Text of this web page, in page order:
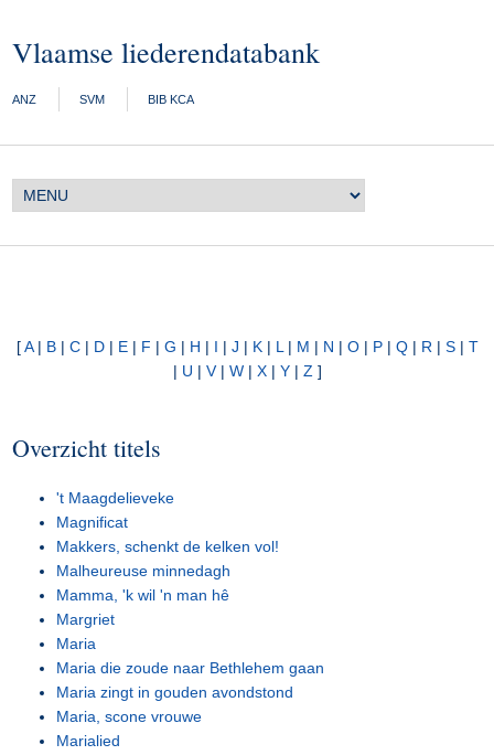
Vlaamse liederendatabank
ANZ SVM BIB KCA
[A| B| C| D| E| F | G | H | I | J | K| L | M | N | O| P| Q| R | S| T
| U | V| W| X| Y| Z ]
Overzicht titels
't Maagdelieveke
Magnificat
Makkers, schenkt de kelken vol!
Malheureuse minnedagh
Mamma, 'k wil 'n man hê
Margriet
Maria
Maria die zoude naar Bethlehem gaan
Maria zingt in gouden avondstond
Maria, scone vrouwe
Marialied